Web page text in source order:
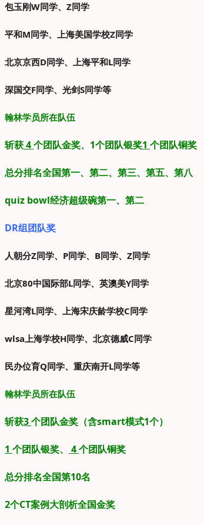
包玉刚W同学、Z同学
平和M同学、 上海美国学校Z同学
北京京西D同学、上海平和L同学
深国交F同学、光剑S同学等
翰林学员所在队伍
斩获4个团队金奖、1个团队银奖1 个团队铜奖
总分排名全国第一、第二、第三、第五、第八
quiz bowl经济超级碗第一、第二
DR组团队奖
人朝分Z同学、P同学、B同学、Z同学
北京80中国际部L同学、英澳美Y同学
星河湾L同学、上海宋庆龄学校C同学
wlsa上海学校H同学、北京德威C同学
民办位育Q同学、重庆南开L同学等
翰林学员所在队伍
斩获3个团队金奖（含smart模式1个）
1 个团队银奖、 4个团队铜奖
总分排名全国第10名
2个CT案例大剖析全国金奖